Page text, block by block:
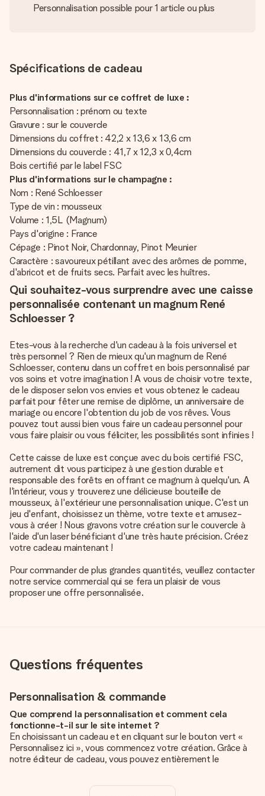
Personnalisation possible pour 1 article ou plus
Spécifications de cadeau
Plus d'informations sur ce coffret de luxe :
Personnalisation : prénom ou texte
Gravure : sur le couvercle
Dimensions du coffret : 42,2 x 13,6 x 13,6 cm
Dimensions du couvercle : 41,7 x 12,3 x 0,4cm
Bois certifié par le label FSC
Plus d'informations sur le champagne :
Nom : René Schloesser
Type de vin : mousseux
Volume : 1,5L (Magnum)
Pays d'origine : France
Cépage : Pinot Noir, Chardonnay, Pinot Meunier
Caractère : savoureux pétillant avec des arômes de pomme,
d'abricot et de fruits secs. Parfait avec les huîtres.
Qui souhaitez-vous surprendre avec une caisse
personnalisée contenant un magnum René
Schloesser ?
Etes-vous à la recherche d'un cadeau à la fois universel et
très personnel ? Rien de mieux qu'un magnum de René
Schloesser, contenu dans un coffret en bois personnalisé par
vos soins et votre imagination ! A vous de choisir votre texte,
de le disposer selon vos envies et vous obtenez le cadeau
parfait pour fêter une remise de diplôme, un anniversaire de
mariage ou encore l'obtention du job de vos rêves. Vous
pouvez tout aussi bien vous faire un cadeau personnel pour
vous faire plaisir ou vous féliciter, les possibilités sont infinies !
Cette caisse de luxe est conçue avec du bois certifié FSC,
autrement dit vous participez à une gestion durable et
responsable des forêts en offrant ce magnum à quelqu'un. A
l'intérieur, vous y trouverez une délicieuse bouteille de
mousseux, à l'extérieur une personnalisation unique. C'est un
jeu d'enfant, choisissez un thème, votre texte et amusez-
vous à créer ! Nous gravons votre création sur le couvercle à
l'aide d'un laser bénéficiant d'une très haute précision. Créez
votre cadeau maintenant !
Pour commander de plus grandes quantités, veuillez contacter
notre service commercial qui se fera un plaisir de vous
proposer une offre personnalisée.
Questions fréquentes
Personnalisation & commande
Que comprend la personnalisation et comment cela
fonctionne-t-il sur le site internet ?
En choisissant un cadeau et en cliquant sur le bouton vert «
Personnalisez ici », vous commencez votre création. Grâce à
notre éditeur de cadeau, vous pouvez entièrement le
unique pour ajouter une touche finale à votre cadeau.